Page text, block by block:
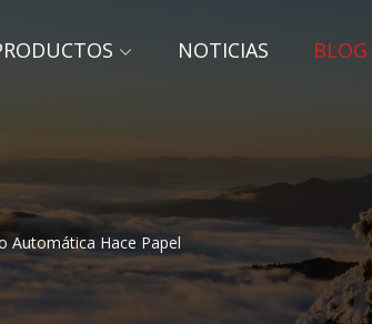
NOTICIAS BLOG
Automática Hace Papel